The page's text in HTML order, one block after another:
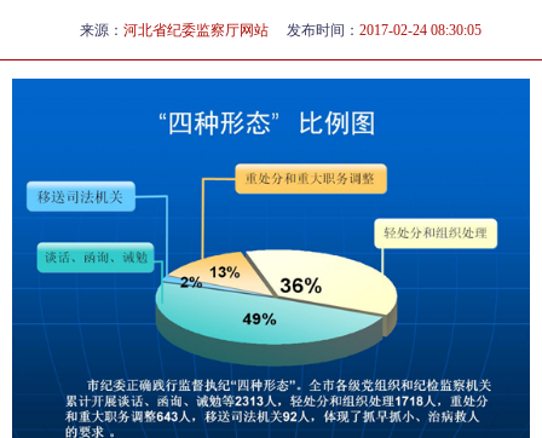
来源： 河北省纪委监察厅网站 发布时间： 2017-02-24 08:30:05